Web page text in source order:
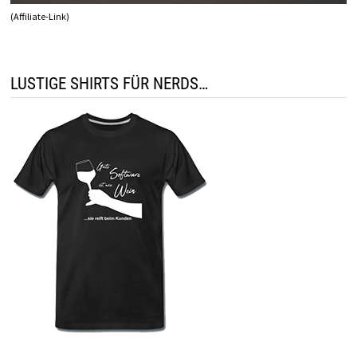
(Affiliate-Link)
LUSTIGE SHIRTS FÜR NERDS…